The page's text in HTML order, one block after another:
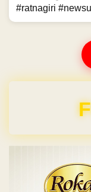
#ratnagiri
Domain